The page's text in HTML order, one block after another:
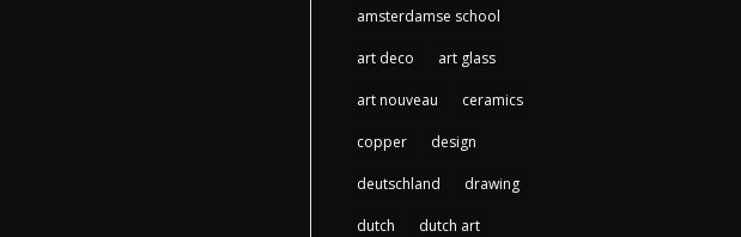
amsterdamse school
art deco art glass
art nouveau ceramics
copper design
deutschland drawing
dutch dutch art